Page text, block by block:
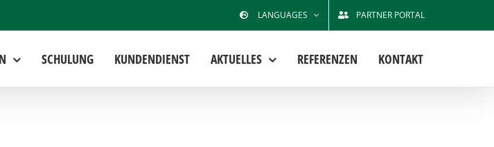
LANGUAGES PARTNER PORTAL
SCHULUNG KUNDENDIENST AKTUELLES REFERENZEN KONTAKT